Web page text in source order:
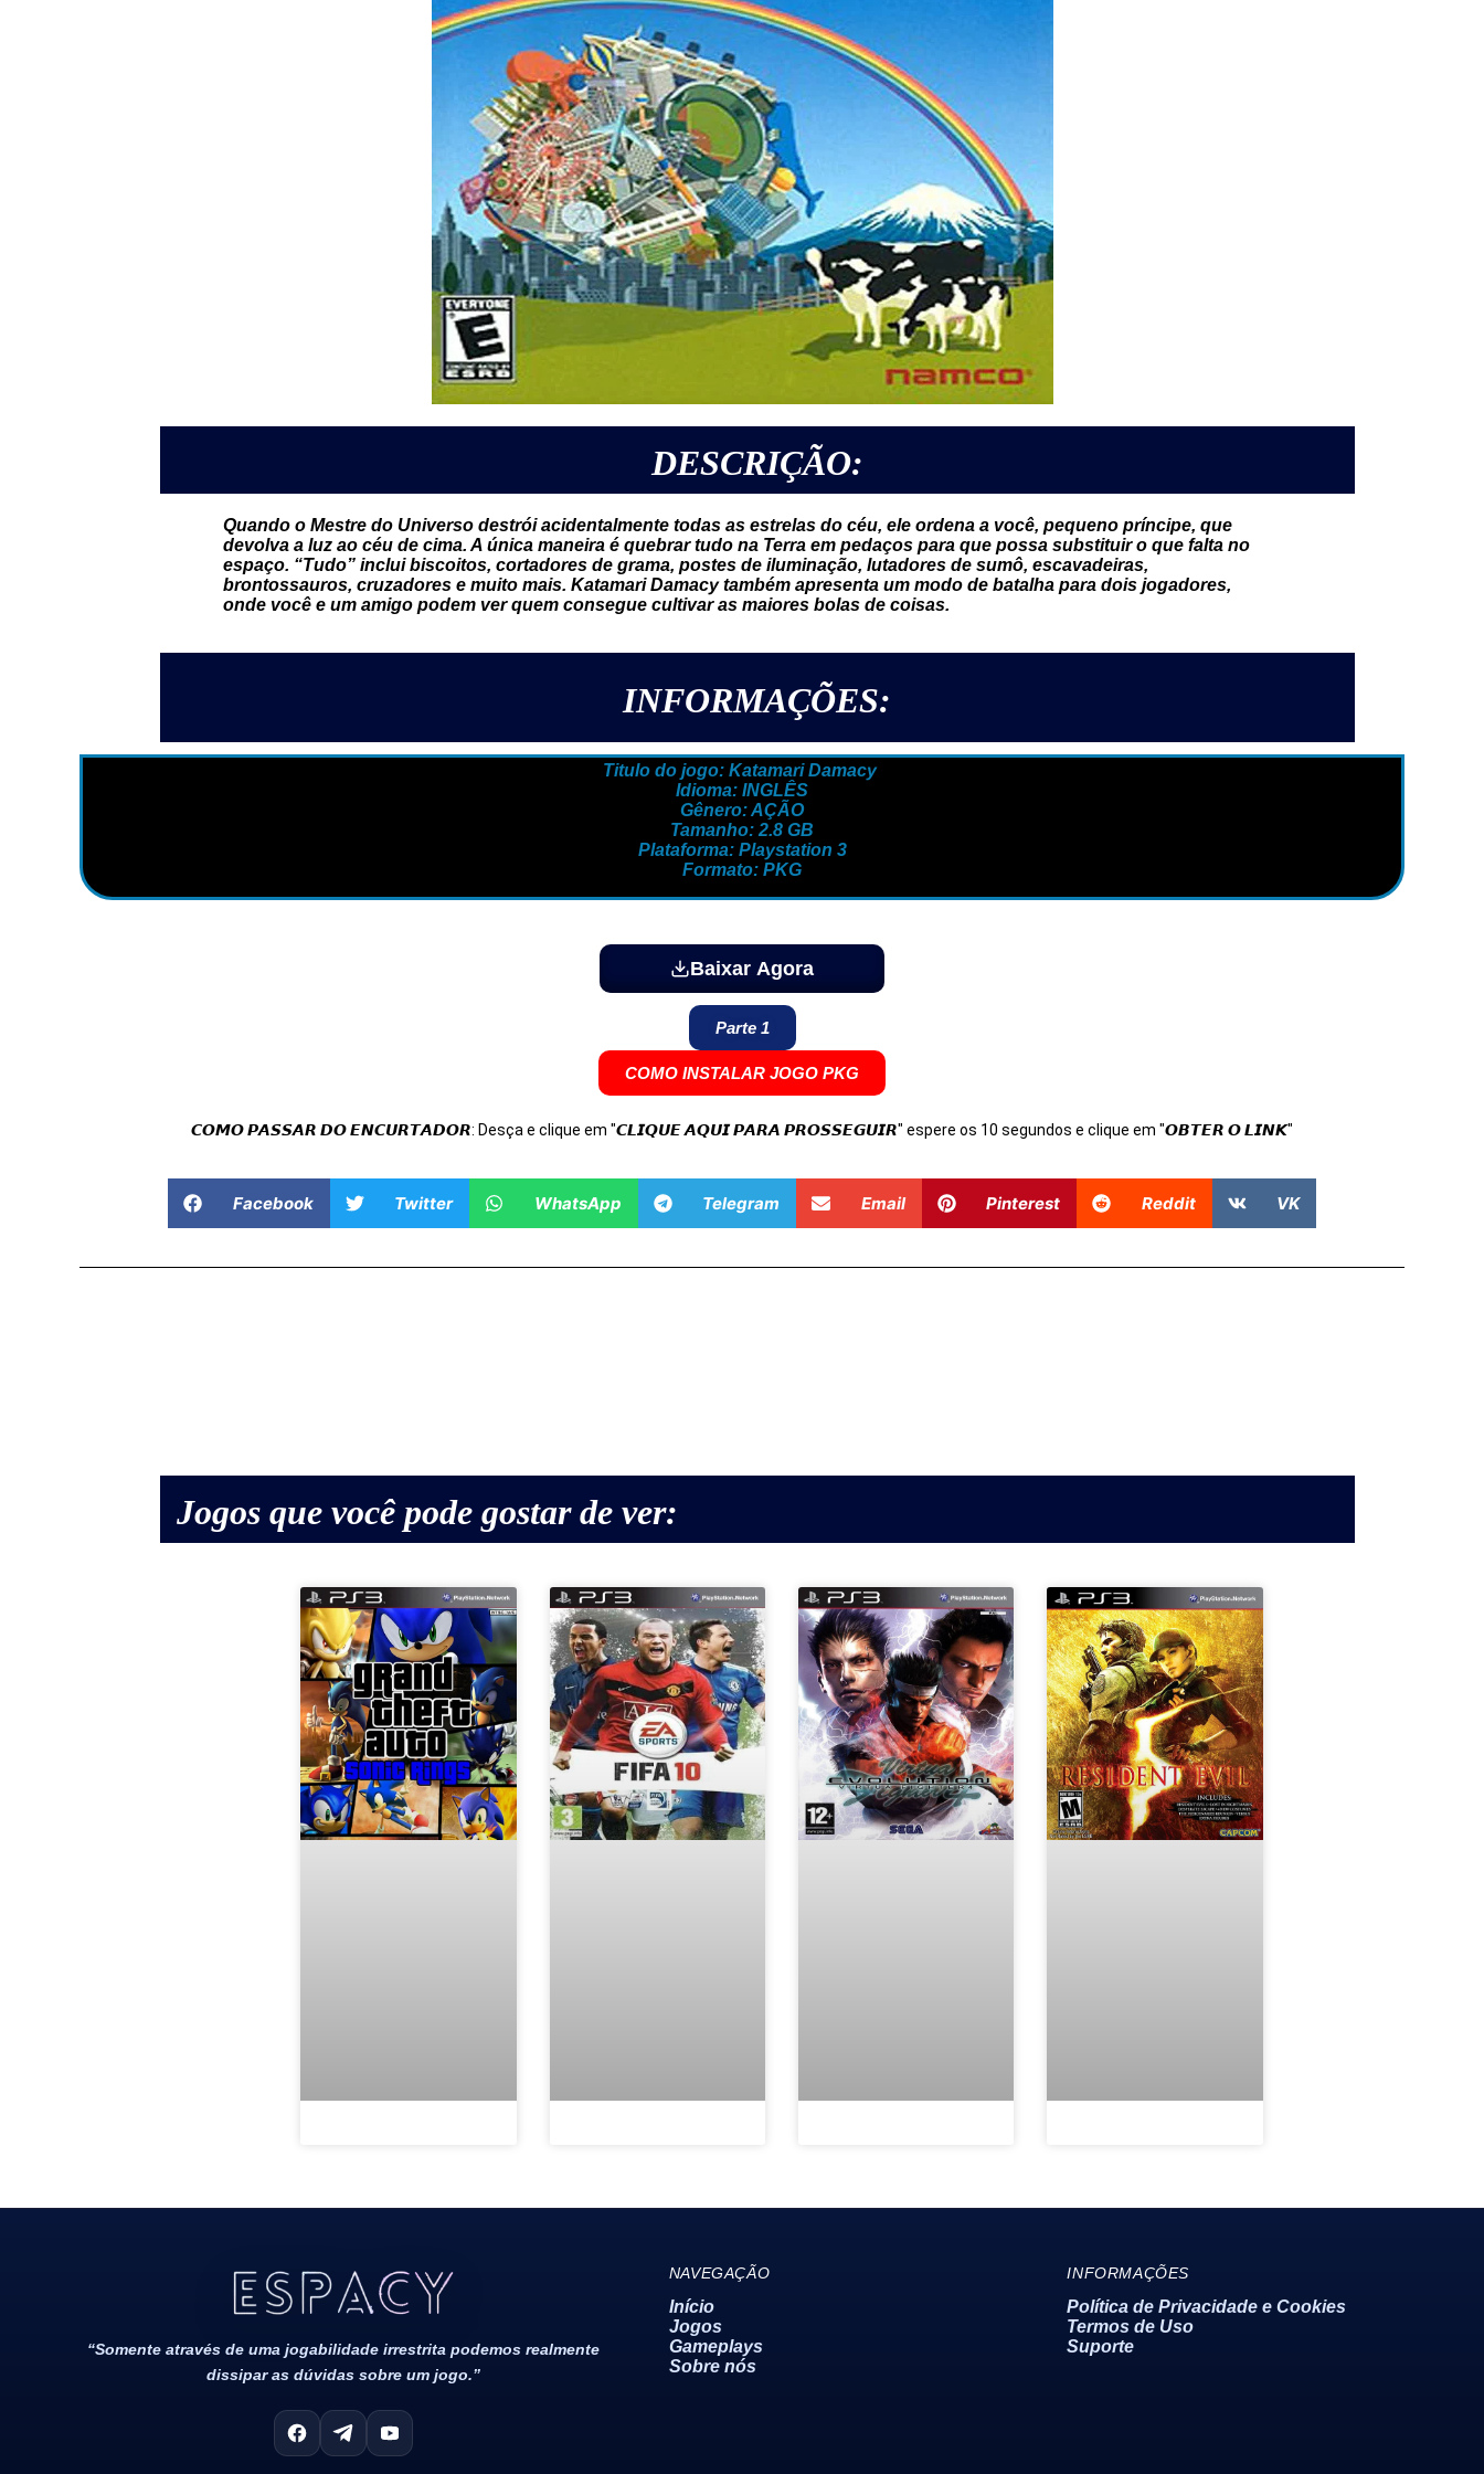
DESCRIÇÃO:
Quando o Mestre do Universo destrói acidentalmente todas as estrelas do céu, ele ordena a você, pequeno príncipe, que
devolva a luz ao céu de cima. A única maneira é quebrar tudo na Terra em pedaços para que possa substituir o que falta no
espaço. “Tudo” inclui biscoitos, cortadores de grama, postes de iluminação, lutadores de sumô, escavadeiras,
brontossauros, cruzadores e muito mais. Katamari Damacy também apresenta um modo de batalha para dois jogadores,
onde você e um amigo podem ver quem consegue cultivar as maiores bolas de coisas.
INFORMAÇÕES:
Titulo do jogo: Katamari Damacy
Idioma: INGLÊS
Gênero: AÇÃO
Tamanho: 2.8 GB
Plataforma: Playstation 3
Formato: PKG
Baixar Agora
Parte 1
COMO INSTALAR JOGO PKG
𝘾𝙊𝙈𝙊 𝙋𝘼𝙎𝙎𝘼𝙍 𝘿𝙊 𝙀𝙉𝘾𝙐𝙍𝙏𝘼𝘿𝙊𝙍: Desça e clique em "𝘾𝙇𝙄𝙌𝙐𝙀 𝘼𝙌𝙐𝙄 𝙋𝘼𝙍𝘼 𝙋𝙍𝙊𝙎𝙎𝙀𝙂𝙐𝙄𝙍" espere os 10 segundos e clique em "𝙊𝘽𝙏𝙀𝙍 𝙊 𝙇𝙄𝙉𝙆"
Facebook Twitter WhatsApp Telegram Email Pinterest Reddit VK
Jogos que você pode gostar de ver:
Todos Os Direitos Reservados 2022/2023​
Politica de Privacidade e Cookies
Termos de Uso
“Somente através de uma jogabilidade irrestrita podemos realmente
dissipar as dúvidas sobre um jogo.”
NAVEGAÇÃO
Início
Jogos
Gameplays
Sobre nós
INFORMAÇÕES
Política de Privacidade e Cookies
Termos de Uso
Suporte